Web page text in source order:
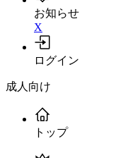
お知らせ
X
ログイン
成人向け
トップ